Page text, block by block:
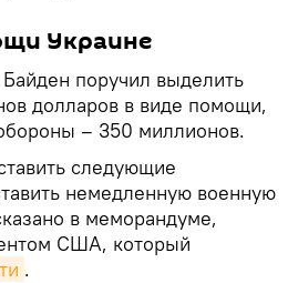
Украине
поручил выделить
долларов в виде помощи,
– 350 миллионов.
следующие
немедленную военную
в меморандуме,
США, который
.